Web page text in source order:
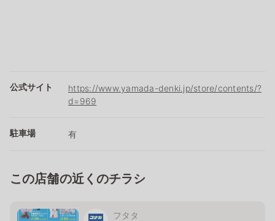
公式サイト
https://www.yamada-denki.jp/store/contents/?
d=969
駐車場 有
この店舗の近くのチラシ
フタタ